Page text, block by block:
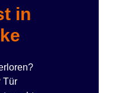
in
Tür